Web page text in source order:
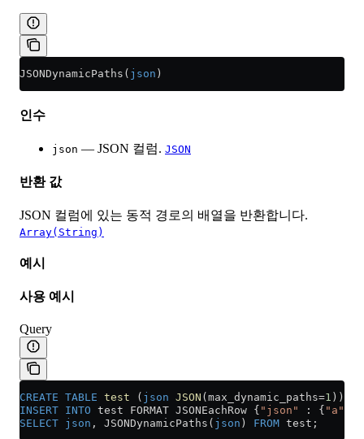
JSONDynamicPaths( json )
인수
json — JSON 컬럼. JSON
반환 값
JSON 컬럼에 있는 동적 경로의 배열을 반환합니다.
Array(String)
예시
사용 예시
Query
CREATE TABLE test ( json JSON (max_dynamic_paths=1 ))
INSERT INTO test FORMAT JSONEachRow { "json" : { "a"
SELECT json , JSONDynamicPaths( json ) FROM test;